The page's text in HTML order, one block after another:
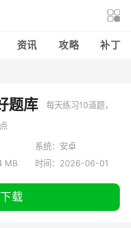
资讯 攻略 补丁
题库 每天练习10道题，
系统：安卓
MB
时间：2026-06-01
载